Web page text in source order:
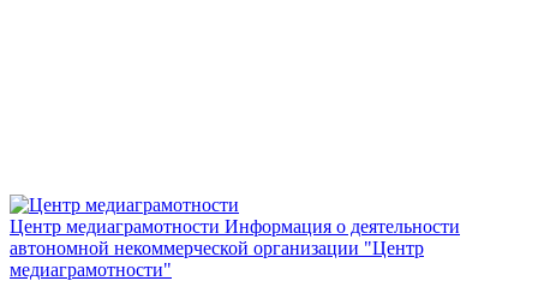
Центр медиаграмотности Информация о деятельности
автономной некоммерческой организации "Центр
медиаграмотности"